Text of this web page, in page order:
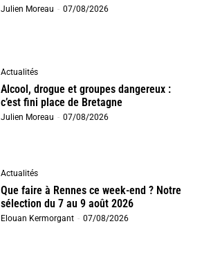
Julien Moreau - 07/08/2026
Actualités
Alcool, drogue et groupes dangereux :
c’est fini place de Bretagne
Julien Moreau - 07/08/2026
Actualités
Que faire à Rennes ce week-end ? Notre
sélection du 7 au 9 août 2026
Elouan Kermorgant - 07/08/2026